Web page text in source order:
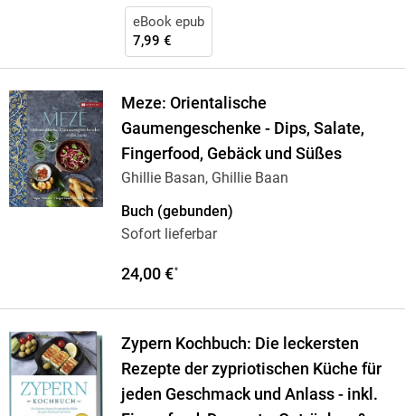
eBook epub
7,99 €
Meze: Orientalische
Gaumengeschenke - Dips, Salate,
Fingerfood, Gebäck und Süßes
Ghillie Basan, Ghillie Baan
Buch (gebunden)
Sofort lieferbar
24,00 €*
Zypern Kochbuch: Die leckersten
Rezepte der zypriotischen Küche für
jeden Geschmack und Anlass - inkl.